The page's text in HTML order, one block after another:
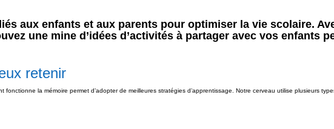
aux enfants et aux parents pour optimiser la vie scolaire.
une mine d’idées d’activités à partager avec vos enfants
retenir
la mémoire permet d’adopter de meilleures stratégies d’apprentissage. Notre cerveau utilise plusieurs